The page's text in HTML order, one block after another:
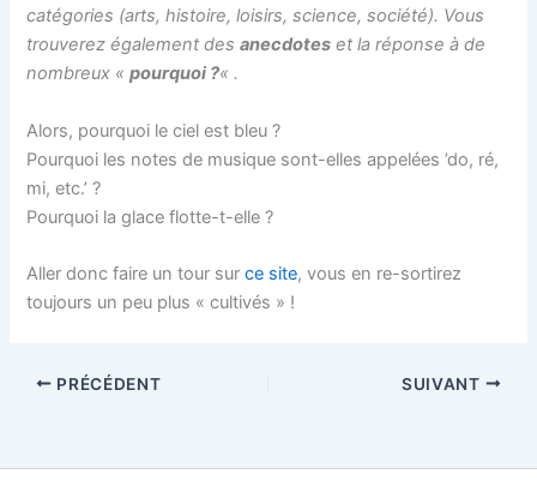
catégories (arts, histoire, loisirs, science, société). Vous
trouverez également desanecdotes et la réponse à de
nombreux «pourquoi ?« .
Alors, pourquoi le ciel est bleu ?
Pourquoi les notes de musique sont-elles appelées ’do, ré,
mi, etc.’ ?
Pourquoi la glace flotte-t-elle ?
Aller donc faire un tour surce site, vous en re-sortirez
toujours un peu plus « cultivés » !
PRÉCÉDENT SUIVANT